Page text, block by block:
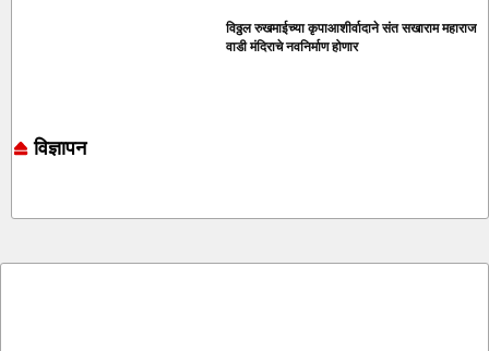
विठ्ठल रुखमाईच्या कृपाआशीर्वादाने संत सखाराम महाराज
वाडी मंदिराचे नवनिर्माण होणार
विज्ञापन